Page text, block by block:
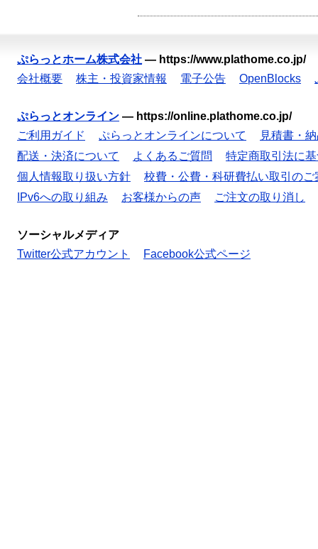
ぷらっとホーム株式会社 — https://www.plathome.co.jp/
会社概要
株主・投資家情報 電子公告 OpenBlocks
ぷらっとオンライン — https://online.plathome.co.jp/
ご利用ガイド
ぷらっとオンラインについて
見積書・
配送・決済について
よくあるご質問
特定商取引法に
個人情報取り扱い方針
校費・公費・科研費払い取引のご
IPv6への取り組み
お客様からの声 ご注文の取り消し
ソーシャルメディア
Twitter公式アカウント
Facebook公式ページ